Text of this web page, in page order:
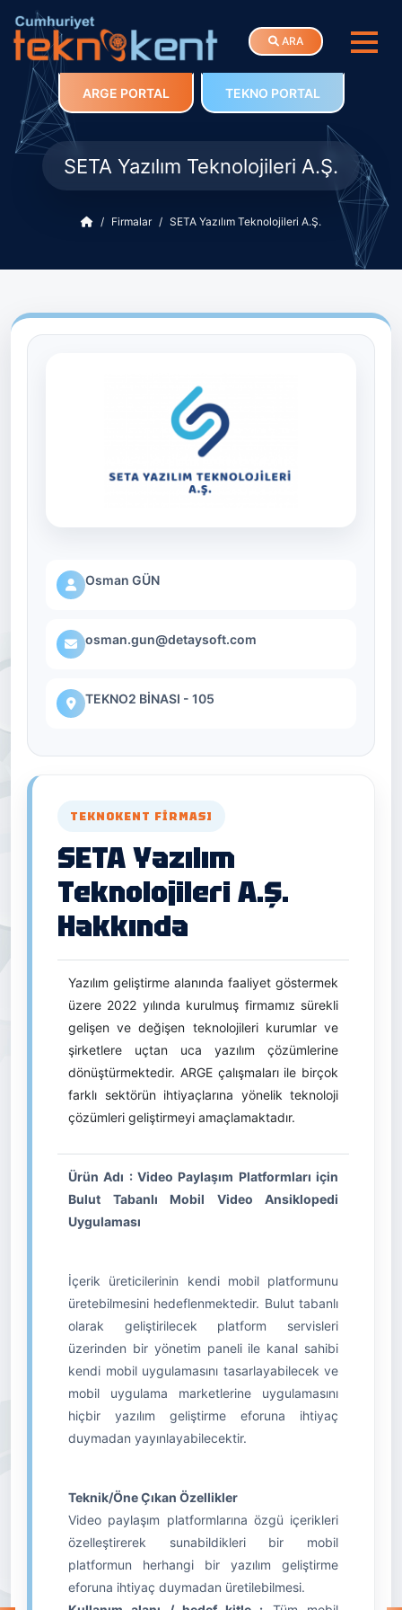
ARA
ARGE PORTAL TEKNO PORTAL
SETA Yazılım Teknolojileri A.Ş.
Firmalar SETA Yazılım Teknolojileri A.Ş.
Osman GÜN
osman.gun@detaysoft.com
TEKNO2 BİNASI - 105
TEKNOKENT FIRMASI
SETA Yazılım
Teknolojileri A.Ş.
Hakkında
Yazılım geliştirme alanında faaliyet göstermek
üzere 2022 yılında kurulmuş firmamız sürekli
gelişen ve değişen teknolojileri kurumlar ve
şirketlere uçtan uca yazılım çözümlerine
dönüştürmektedir. ARGE çalışmaları ile birçok
farklı sektörün ihtiyaçlarına yönelik teknoloji
çözümleri geliştirmeyi amaçlamaktadır.
Ürün Adı : Video Paylaşım Platformları için
Bulut Tabanlı Mobil Video Ansiklopedi
Uygulaması
İçerik üreticilerinin kendi mobil platformunu
üretebilmesini hedeflenmektedir. Bulut tabanlı
olarak geliştirilecek platform servisleri
üzerinden bir yönetim paneli ile kanal sahibi
kendi mobil uygulamasını tasarlayabilecek ve
mobil uygulama marketlerine uygulamasını
hiçbir yazılım geliştirme eforuna ihtiyaç
duymadan yayınlayabilecektir.
Teknik/Öne Çıkan Özellikler
Video paylaşım platformlarına özgü içerikleri
özelleştirerek sunabildikleri bir mobil
platformun herhangi bir yazılım geliştirme
eforuna ihtiyaç duymadan üretilebilmesi.